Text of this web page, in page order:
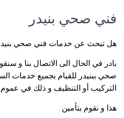
فني صحي بنيدر
هل تبحث عن خدمات فني صحي
بادر في الحال الى الاتصال بنا و
صحي ببنيدر للقيام بجميع خدمات
التركيب أو التنظيف و ذلك في
هذا و نقوم بتأمين: